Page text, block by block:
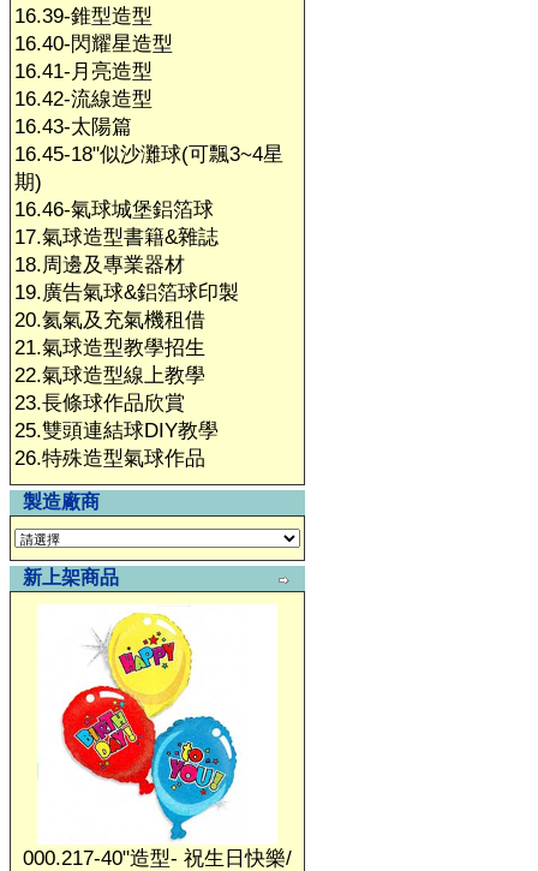
16.39-錐型造型
16.40-閃耀星造型
16.41-月亮造型
16.42-流線造型
16.43-太陽篇
16.45-18"似沙灘球(可飄3~4星
期)
16.46-氣球城堡鋁箔球
17.氣球造型書籍&雜誌
18.周邊及專業器材
19.廣告氣球&鋁箔球印製
20.氦氣及充氣機租借
21.氣球造型教學招生
22.氣球造型線上教學
23.長條球作品欣賞
25.雙頭連結球DIY教學
26.特殊造型氣球作品
製造廠商
新上架商品
000.217-40"造型- 祝生日快樂/